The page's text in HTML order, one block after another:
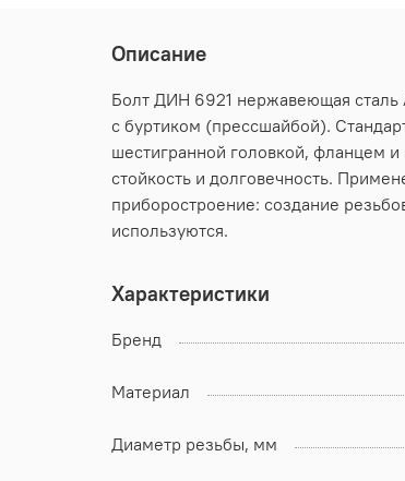
Описание
Болт ДИН 6921 нержавеющая сталь
с буртиком (прессшайбой).
шестигранной головкой, фланцем
стойкость и долговечность.
приборостроение: создание
используются.
Характеристики
Бренд
Материал
Диаметр резьбы, мм